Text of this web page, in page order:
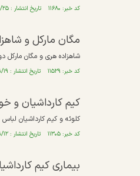
کد خبر: ۱۱۶۸۰ تاریخ انتشار : ۱۴۰۴/۰۸/۲۵
مگان مارکل و شاهزاده هری در جشن تولد
شاهزاده هری و مگان مارکل دوک و دوشس ساسکس در
کد خبر: ۱۱۵۲۹ تاریخ انتشار : ۱۴۰۴/۰۸/۱۹
کیم کارداشیان و
کلوئه و کیم کارداشیان
کد خبر: ۱۱۳۰۵ تاریخ انتشار : ۱۴۰۴/۰۸/۱۲
بیماری کیم